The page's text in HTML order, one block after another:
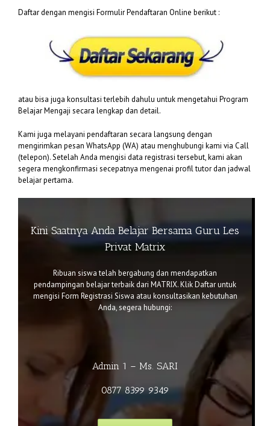
Daftar dengan mengisi Formulir Pendaftaran Online berikut :
atau bisa juga konsultasi terlebih dahulu untuk mengetahui Program
Belajar Mengaji secara lengkap dan detail.
Kami juga melayani pendaftaran secara langsung dengan
mengirimkan pesan WhatsApp (WA) atau menghubungi kami via Call
(telepon). Setelah Anda mengisi data registrasi tersebut, kami akan
segera mengkonfirmasi secepatnya mengenai profil tutor dan jadwal
belajar pertama.
Kini Saatnya Anda Belajar Bersama Guru Les
Privat Matrix
Ribuan siswa telah bergabung dan mendapatkan
pendampingan belajar terbaik dari MATRIX. KlikDaftaruntuk
mengisi Form Registrasi Siswa atau konsultasikan kebutuhan
Anda, segera hubungi:
Admin 1 – Ms. SARI
0877 8399 9349